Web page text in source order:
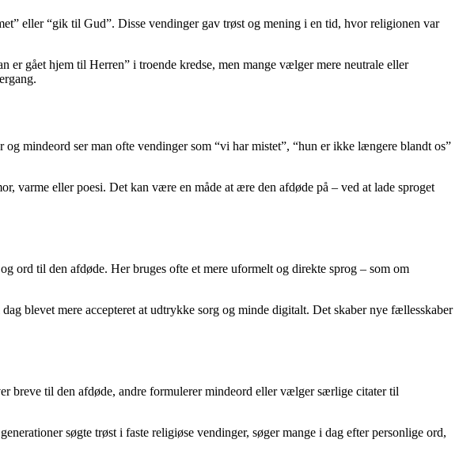
eller “gik til Gud”. Disse vendinger gav trøst og mening i en tid, hvor religionen var
er gået hjem til Herren” i troende kredse, men mange vælger mere neutrale eller
mindeord ser man ofte vendinger som “vi har mistet”, “hun er ikke længere blandt os”
varme eller poesi. Det kan være en måde at ære den afdøde på – ved at lade sproget
ord til den afdøde. Her bruges ofte et mere uformelt og direkte sprog – som om
blevet mere accepteret at udtrykke sorg og minde digitalt. Det skaber nye fællesskaber
breve til den afdøde, andre formulerer mindeord eller vælger særlige citater til
søgte trøst i faste religiøse vendinger, søger mange i dag efter personlige ord,